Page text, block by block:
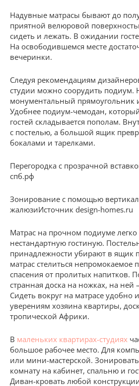
Надувные матрасы бывают до
приятной велюровой
сидеть и лежать. В ожидании
На освободившемся месте
вечеринки.
Следуя рекомендациям
студии можно соорудить подиум.
монументальный прямоугольник
Удобнее подиум-чемодан,
гостей складывается пополам.
с постелью, а большой ящик
бокалами и тарелками.
Перегородка с прозрачной
спб.рф
Зонирование с помощью
жалюзиИсточник design-homes.ru
Матрас на прочном подиуме легко
нестандартную гостиную.
принадлежности убирают в ящик
матрас стелиться непромокаемое
спасения от пролитых напитков.
странная доска на ножках, на ней
Сидеть вокруг на матрасе удобно
уверениям хозяина квартиры,
тропической Африки.
В маленьких квартирах-студиях
большое рабочее место. Для
или мини-мастерской.
комнату на кабинет, спальню и
Диван-кровать любой